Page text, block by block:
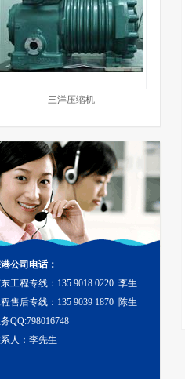
三洋压缩机
公司电话：
工程专线：135 9018 0220 李生
售后专线：135 9039 1870 陈生
QQ:798016748
人：李先生